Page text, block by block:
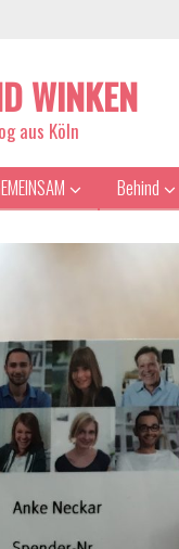
WINKEN
aus Köln
Behind